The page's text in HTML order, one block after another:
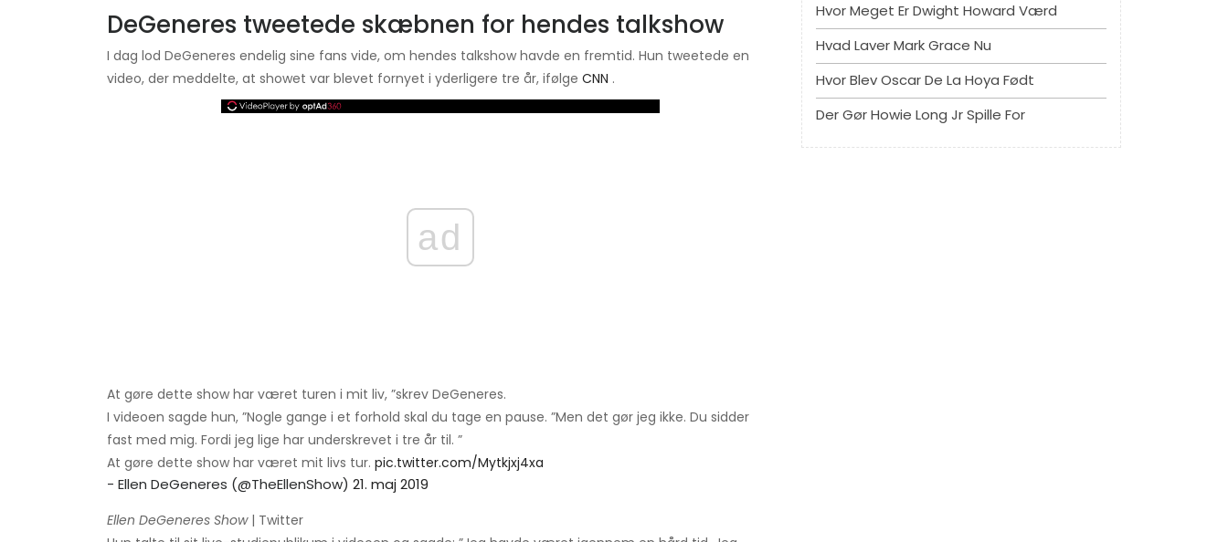
DeGeneres tweetede skæbnen for hendes talkshow
I dag lod DeGeneres endelig sine fans vide, om hendes talkshow havde en fremtid. Hun tweetede en
video, der meddelte, at showet var blevet fornyet i yderligere tre år, ifølge CNN .
ad
At gøre dette show har været turen i mit liv, ”skrev DeGeneres.
I videoen sagde hun, ”Nogle gange i et forhold skal du tage en pause. ”Men det gør jeg ikke. Du sidder
fast med mig. Fordi jeg lige har underskrevet i tre år til. ”
At gøre dette show har været mit livs tur. pic.twitter.com/Mytkjxj4xa
- Ellen DeGeneres (@TheEllenShow) 21. maj 2019
Ellen DeGeneres Show| Twitter
Hvor Meget Er Dwight Howard Værd
Hvad Laver Mark Grace Nu
Hvor Blev Oscar De La Hoya Født
Der Gør Howie Long Jr Spille For